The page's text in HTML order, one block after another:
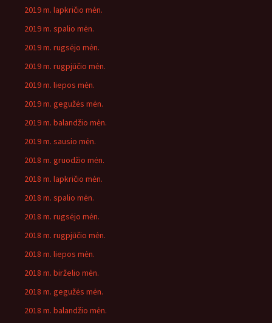
2019 m. lapkričio mėn.
2019 m. spalio mėn.
2019 m. rugsėjo mėn.
2019 m. rugpjūčio mėn.
2019 m. liepos mėn.
2019 m. gegužės mėn.
2019 m. balandžio mėn.
2019 m. sausio mėn.
2018 m. gruodžio mėn.
2018 m. lapkričio mėn.
2018 m. spalio mėn.
2018 m. rugsėjo mėn.
2018 m. rugpjūčio mėn.
2018 m. liepos mėn.
2018 m. birželio mėn.
2018 m. gegužės mėn.
2018 m. balandžio mėn.